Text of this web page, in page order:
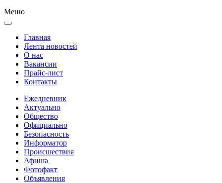
Меню
Главная
Лента новостей
О нас
Вакансии
Прайс-лист
Контакты
Ежедневник
Актуально
Общество
Официально
Безопасность
Информатор
Происшествия
Афиша
Фотофакт
Объявления